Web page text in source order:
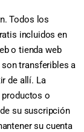
Todos los
incluidos en
o tienda web
transferibles a
de allí. La
o
su suscripción
su cuenta